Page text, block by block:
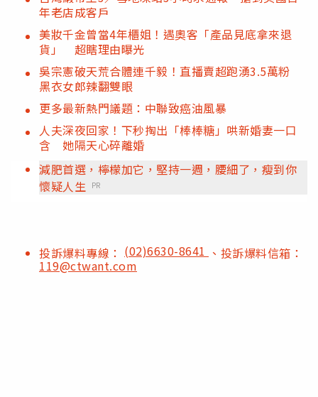
年老店成客戶
美妝千金曾當4年櫃姐！遇奧客「產品見底拿來退
貨」 超瞎理由曝光
吳宗憲破天荒合體連千毅！直播賣超跑湧3.5萬粉
黑衣女郎辣翻雙眼
更多最新熱門議題：中聯致癌油風暴
人夫深夜回家！下秒掏出「棒棒糖」哄新婚妻一口
含 她隔天心碎離婚
減肥首選，檸檬加它，堅持一週，腰細了，瘦到你
懷疑人生 PR
投訴爆料專線： (02)6630-8641 、投訴爆料信箱：
119@ctwant.com